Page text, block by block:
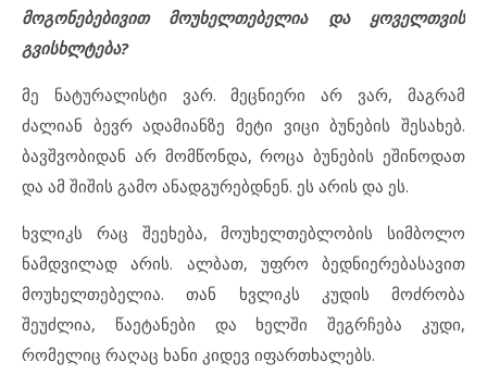
მოგონებებივით მოუხელთებელია და ყოველთვის
გვისხლტება?
მე ნატურალისტი ვარ. მეცნიერი არ ვარ, მაგრამ
ძალიან ბევრ ადამიანზე მეტი ვიცი ბუნების შესახებ.
ბავშვობიდან არ მომწონდა, როცა ბუნების ეშინოდათ
და ამ შიშის გამო ანადგურებდნენ. ეს არის და ეს.
ხვლიკს რაც შეეხება, მოუხელთებლობის სიმბოლო
ნამდვილად არის. ალბათ, უფრო ბედნიერებასავით
მოუხელთებელია. თან ხვლიკს კუდის მოძრობა
შეუძლია, წაეტანები და ხელში შეგრჩება კუდი,
რომელიც რაღაც ხანი კიდევ იფართხალებს.